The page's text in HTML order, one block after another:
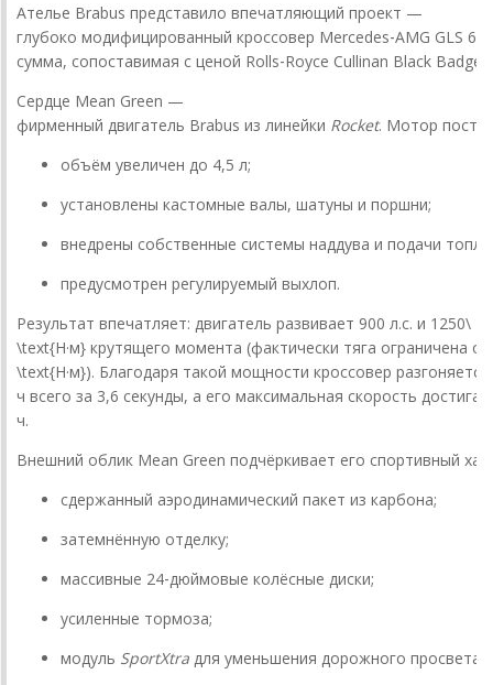
Ателье Brabus представило впечатляющий проект —
глубоко модифицированный кроссовер Mercedes‑AMG GLS 63
сумма, сопоставимая с ценой Rolls‑Royce Cullinan Black Badge.
Сердце Mean Green —
фирменный двигатель Brabus из линейки Rocket. Мотор
объём увеличен до 4,5 л;
установлены кастомные валы, шатуны и поршни;
внедрены собственные системы наддува и подачи
предусмотрен регулируемый выхлоп.
Результат впечатляет: двигатель развивает 900 л.с. и 1250\
\text{Н·м} крутящего момента (фактически тяга ограничена
\text{Н·м}). Благодаря такой мощности кроссовер разгоняется
ч всего за 3,6 секунды, а его максимальная скорость
ч.
Внешний облик Mean Green подчёркивает его спортивный
сдержанный аэродинамический пакет из карбона;
затемнённую отделку;
массивные 24‑дюймовые колёсные диски;
усиленные тормоза;
модуль SportXtra для уменьшения дорожного просвета.